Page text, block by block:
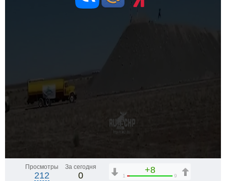
Просмотры
212
За сегодня
0
+8
1 9